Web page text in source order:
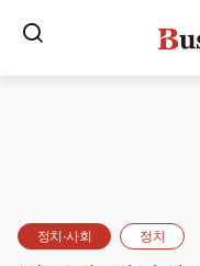
정치·사회 정치